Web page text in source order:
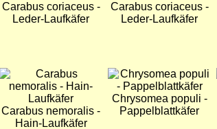
Carabus coriaceus -
Leder-Laufkäfer
Carabus coriaceus -
Leder-Laufkäfer
Bild
Carabus nemoralis -
Hain-Laufkäfer
Bild
Chrysomea populi -
Pappelblattkäfer